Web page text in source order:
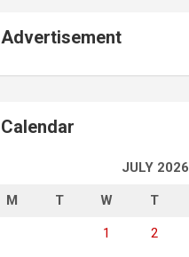
Advertisement
Calendar
JULY 2026
M T W T
1 2